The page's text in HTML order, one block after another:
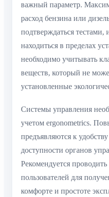
важный параметр.
расход бензина или
подтверждаться тестами,
находиться в пределах
необходимо учитывать
веществ, который не
установленные
Системы управления
учетом ergonometrics.
предъявляются к
доступности органов
Рекомендуется
пользователей для
комфорте и простоте